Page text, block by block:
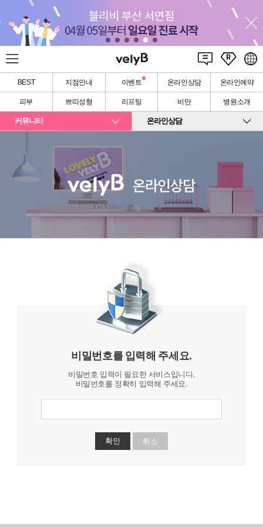
BEST 지점안내 이벤트 온라인상담 온라인예약
피부 쁘띠성형 리프팅 비만 병원소개
커뮤니티 온라인상담
비밀번호를 입력해 주세요.
비밀번호 입력이 필요한 서비스입니다.
비밀번호를 정확히 입력해 주세요.
취소